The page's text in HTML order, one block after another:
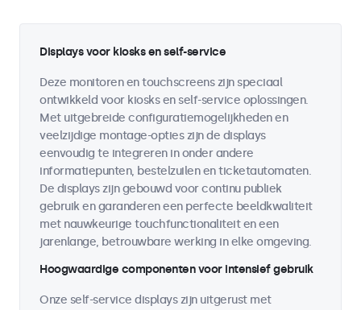
Displays voor kiosks en self-service
Deze monitoren en touchscreens zijn speciaal
ontwikkeld voor kiosks en self-service oplossingen.
Met uitgebreide configuratiemogelijkheden en
veelzijdige montage-opties zijn de displays
eenvoudig te integreren in onder andere
informatiepunten, bestelzuilen en ticketautomaten.
De displays zijn gebouwd voor continu publiek
gebruik en garanderen een perfecte beeldkwaliteit
met nauwkeurige touchfunctionaliteit en een
jarenlange, betrouwbare werking in elke omgeving.
Hoogwaardige componenten voor intensief gebruik
Onze self-service displays zijn uitgerust met